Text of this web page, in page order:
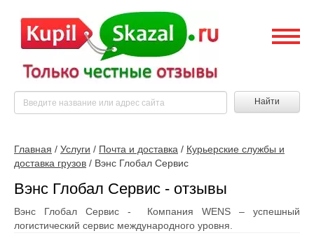
Найти
Главная / Услуги / Почта и доставка / Курьерские службы и
доставка грузов / Вэнс Глобал Сервис
Вэнс Глобал Сервис - отзывы
Вэнс Глобал Сервис - Компания WENS – успешный
логистический сервис международного уровня.